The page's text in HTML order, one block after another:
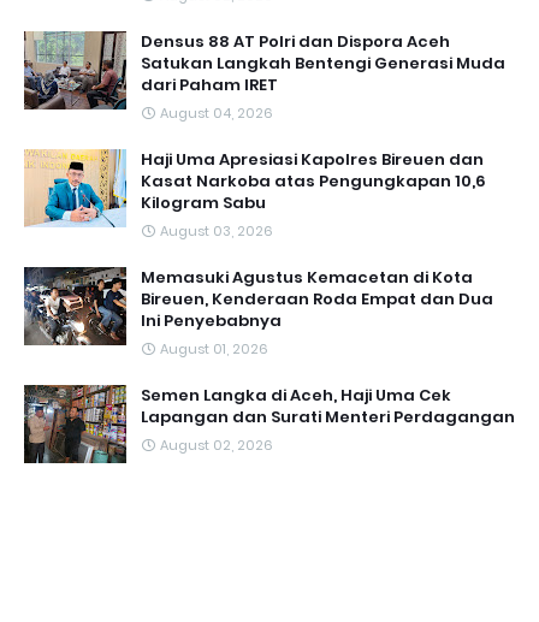
Densus 88 AT Polri dan Dispora Aceh
Satukan Langkah Bentengi Generasi Muda
dari Paham IRET
August 04, 2026
Haji Uma Apresiasi Kapolres Bireuen dan
Kasat Narkoba atas Pengungkapan 10,6
Kilogram Sabu
August 03, 2026
Memasuki Agustus Kemacetan di Kota
Bireuen, Kenderaan Roda Empat dan Dua
Ini Penyebabnya
August 01, 2026
Semen Langka di Aceh, Haji Uma Cek
Lapangan dan Surati Menteri Perdagangan
August 02, 2026